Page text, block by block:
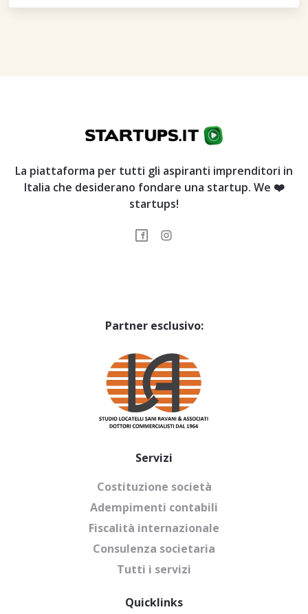
La piattaforma per tutti gli aspiranti imprenditori in
Italia che desiderano fondare una startup. We ❤️
startups!
Partner esclusivo:
Servizi
Costituzione società
Adempimenti contabili
Fiscalità internazionale
Consulenza societaria
Tutti i servizi
Quicklinks